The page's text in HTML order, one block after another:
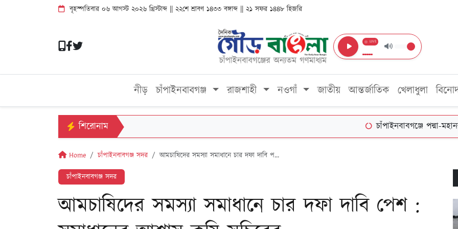
বৃহস্পতিবার ০৬ আগস্ট ২০২৬ খ্রিস্টাব্দ || ২২শে শ্রাবণ ১৪৩৩ বঙ্গাব্দ || ২১ সফর ১৪৪৮ হিজরি
LIVE
নীড় চাঁপাইনবাবগঞ্জ রাজশাহী নওগাঁ জাতীয় আন্তর্জাতিক খেলাধুলা
শিরোনাম চাঁপাইনবাবগঞ্জে পদ্মা-মহানন্দায়
Home চাঁপাইনবাবগঞ্জ সদর আমচাষিদের সমস্যা সমাধানে চার দফা দাবি প...
চাঁপাইনবাবগঞ্জ সদর
আমচাষিদের সমস্যা সমাধানে চার দফা দাবি পেশ :